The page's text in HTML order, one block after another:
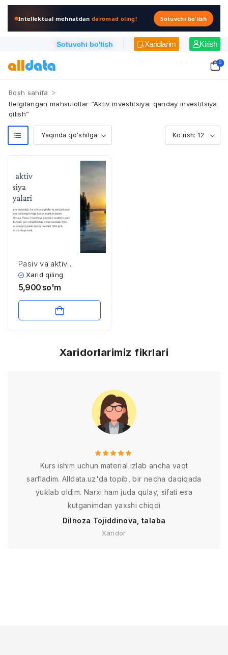
Intellektual mehnatdandaromad oling! Sotuvchi bo'lish
Sotuvchi bo'lish Xaridlarim Kirish
0
Bosh sahifa >
Belgilangan mahsulotlar “Aktiv investitsiya: qanday investitsiya
qilish”
Pasiv va aktiv
investitsiya
strategiyalari
Xarid qiling
5,900 so'm
Xaridorlarimiz fikrlari
Kurs ishim uchun material izlab ancha vaqt
sarfladim. Alldata.uz'da topib, bir necha daqiqada
yuklab oldim. Narxi ham juda qulay, sifati esa
kutganimdan yaxshi chiqdi
Dilnoza Tojiddinova, talaba
Xaridor